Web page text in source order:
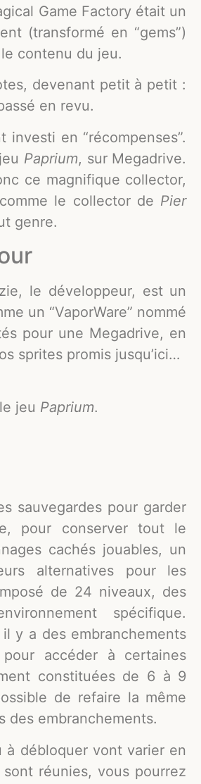
Game Factory était un
(transformé en “gems”)
contenu du jeu.
devenant petit à petit :
en revu.
en “récompenses”.
Paprium, sur Megadrive.
ce magnifique collector,
le collector de Pier
genre.
le développeur, est un
un “VaporWare” nommé
pour une Megadrive, en
sprites promis jusqu’ici…
jeu Paprium.
sauvegardes pour garder
pour conserver tout le
cachés jouables, un
alternatives pour les
de 24 niveaux, des
spécifique.
y a des embranchements
accéder à certaines
constituées de 6 à 9
de refaire la même
des embranchements.
débloquer vont varier en
réunies, vous pourrez